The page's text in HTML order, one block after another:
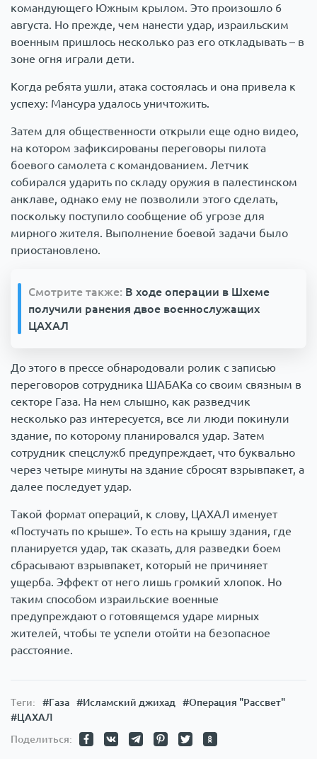
командующего Южным крылом. Это произошло 6
августа. Но прежде, чем нанести удар, израильским
военным пришлось несколько раз его откладывать – в
зоне огня играли дети.
Когда ребята ушли, атака состоялась и она привела к
успеху: Мансура удалось уничтожить.
Затем для общественности открыли еще одно видео,
на котором зафиксированы переговоры пилота
боевого самолета с командованием. Летчик
собирался ударить по складу оружия в палестинском
анклаве, однако ему не позволили этого сделать,
поскольку поступило сообщение об угрозе для
мирного жителя. Выполнение боевой задачи было
приостановлено.
Смотрите также: В ходе операции в Шхеме
получили ранения двое военнослужащих
ЦАХАЛ
До этого в прессе обнародовали ролик с записью
переговоров сотрудника ШАБАКа со своим связным в
секторе Газа. На нем слышно, как разведчик
несколько раз интересуется, все ли люди покинули
здание, по которому планировался удар. Затем
сотрудник спецслужб предупреждает, что буквально
через четыре минуты на здание сбросят взрывпакет, а
далее последует удар.
Такой формат операций, к слову, ЦАХАЛ именует
«Постучать по крыше». То есть на крышу здания, где
планируется удар, так сказать, для разведки боем
сбрасывают взрывпакет, который не причиняет
ущерба. Эффект от него лишь громкий хлопок. Но
таким способом израильские военные
предупреждают о готовящемся ударе мирных
жителей, чтобы те успели отойти на безопасное
расстояние.
Теги: #Газа #Исламский джихад
#Операция "Рассвет"
#ЦАХАЛ
Поделиться: